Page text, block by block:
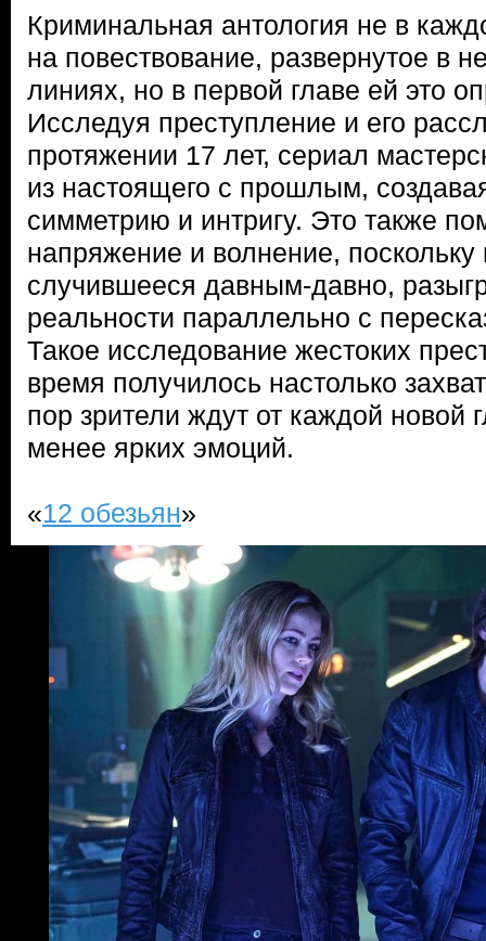
Криминальная антология не в
на повествование, развернутое в
линиях, но в первой главе ей это
Исследуя преступление и его
протяжении 17 лет, сериал
из настоящего с прошлым,
симметрию и интригу. Это также
напряжение и волнение, поскольку
случившееся давным-давно,
реальности параллельно с
Такое исследование жестоких
время получилось настолько
пор зрители ждут от каждой новой
менее ярких эмоций.
«12 обезьян»